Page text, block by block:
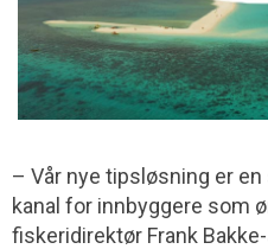
– Vår nye tipsløsning er
kanal for innbyggere som
fiskeridirektør Frank